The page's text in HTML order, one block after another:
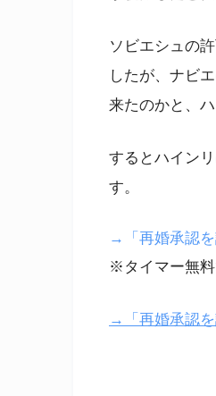
ソビエシュの
したが、ナビ
来たのかと、
するとハイン
す。
→「再婚承認を
※タイマー無料
→「再婚承認を